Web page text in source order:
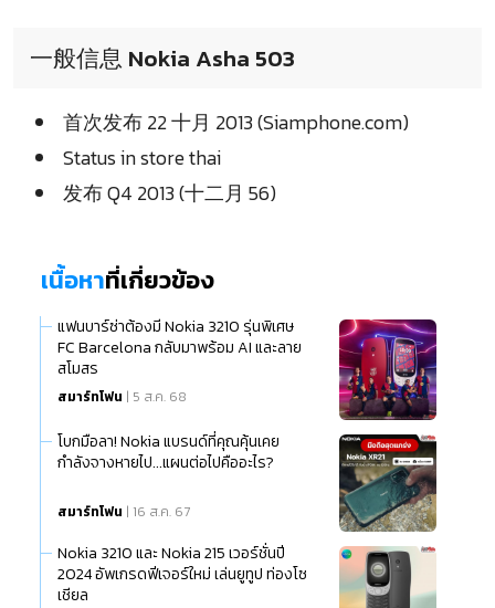
一般信息 Nokia Asha 503
首次发布 22 十月 2013 (Siamphone.com)
Status in store thai
发布 Q4 2013 (十二月 56)
เนื้อหาที่เกี่ยวข้อง
แฟนบาร์ซ่าต้องมี Nokia 3210 รุ่นพิเศษ
FC Barcelona กลับมาพร้อม AI และลาย
สโมสร
สมาร์ทโฟน | 5 ส.ค. 68
โบกมือลา! Nokia แบรนด์ที่คุณคุ้นเคย
กำลังจางหายไป...แผนต่อไปคืออะไร?
สมาร์ทโฟน | 16 ส.ค. 67
Nokia 3210 และ Nokia 215 เวอร์ชั่นปี
2024 อัพเกรดฟีเจอร์ใหม่ เล่นยูทูป ท่องโซ
เชียล